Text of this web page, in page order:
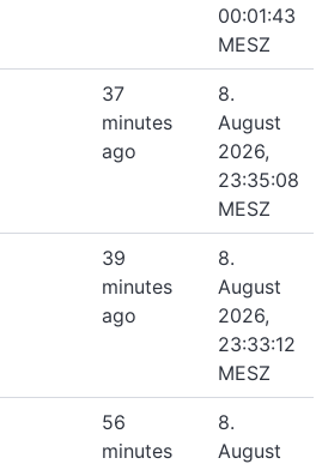
00:01:43
MESZ
37
minutes
ago
8.
August
2026,
23:35:08
MESZ
39
minutes
ago
8.
August
2026,
23:33:12
MESZ
56
minutes
8.
August